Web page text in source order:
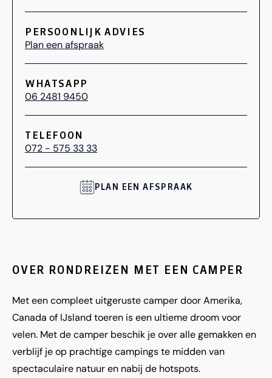
PERSOONLIJK ADVIES
Plan een afspraak
WHATSAPP
06 2481 9450
TELEFOON
072 - 575 33 33
PLAN EEN AFSPRAAK
OVER RONDREIZEN MET EEN CAMPER
Met een compleet uitgeruste camper door Amerika,
Canada of IJsland toeren is een ultieme droom voor
velen. Met de camper beschik je over alle gemakken en
verblijf je op prachtige campings te midden van
spectaculaire natuur en nabij de hotspots.